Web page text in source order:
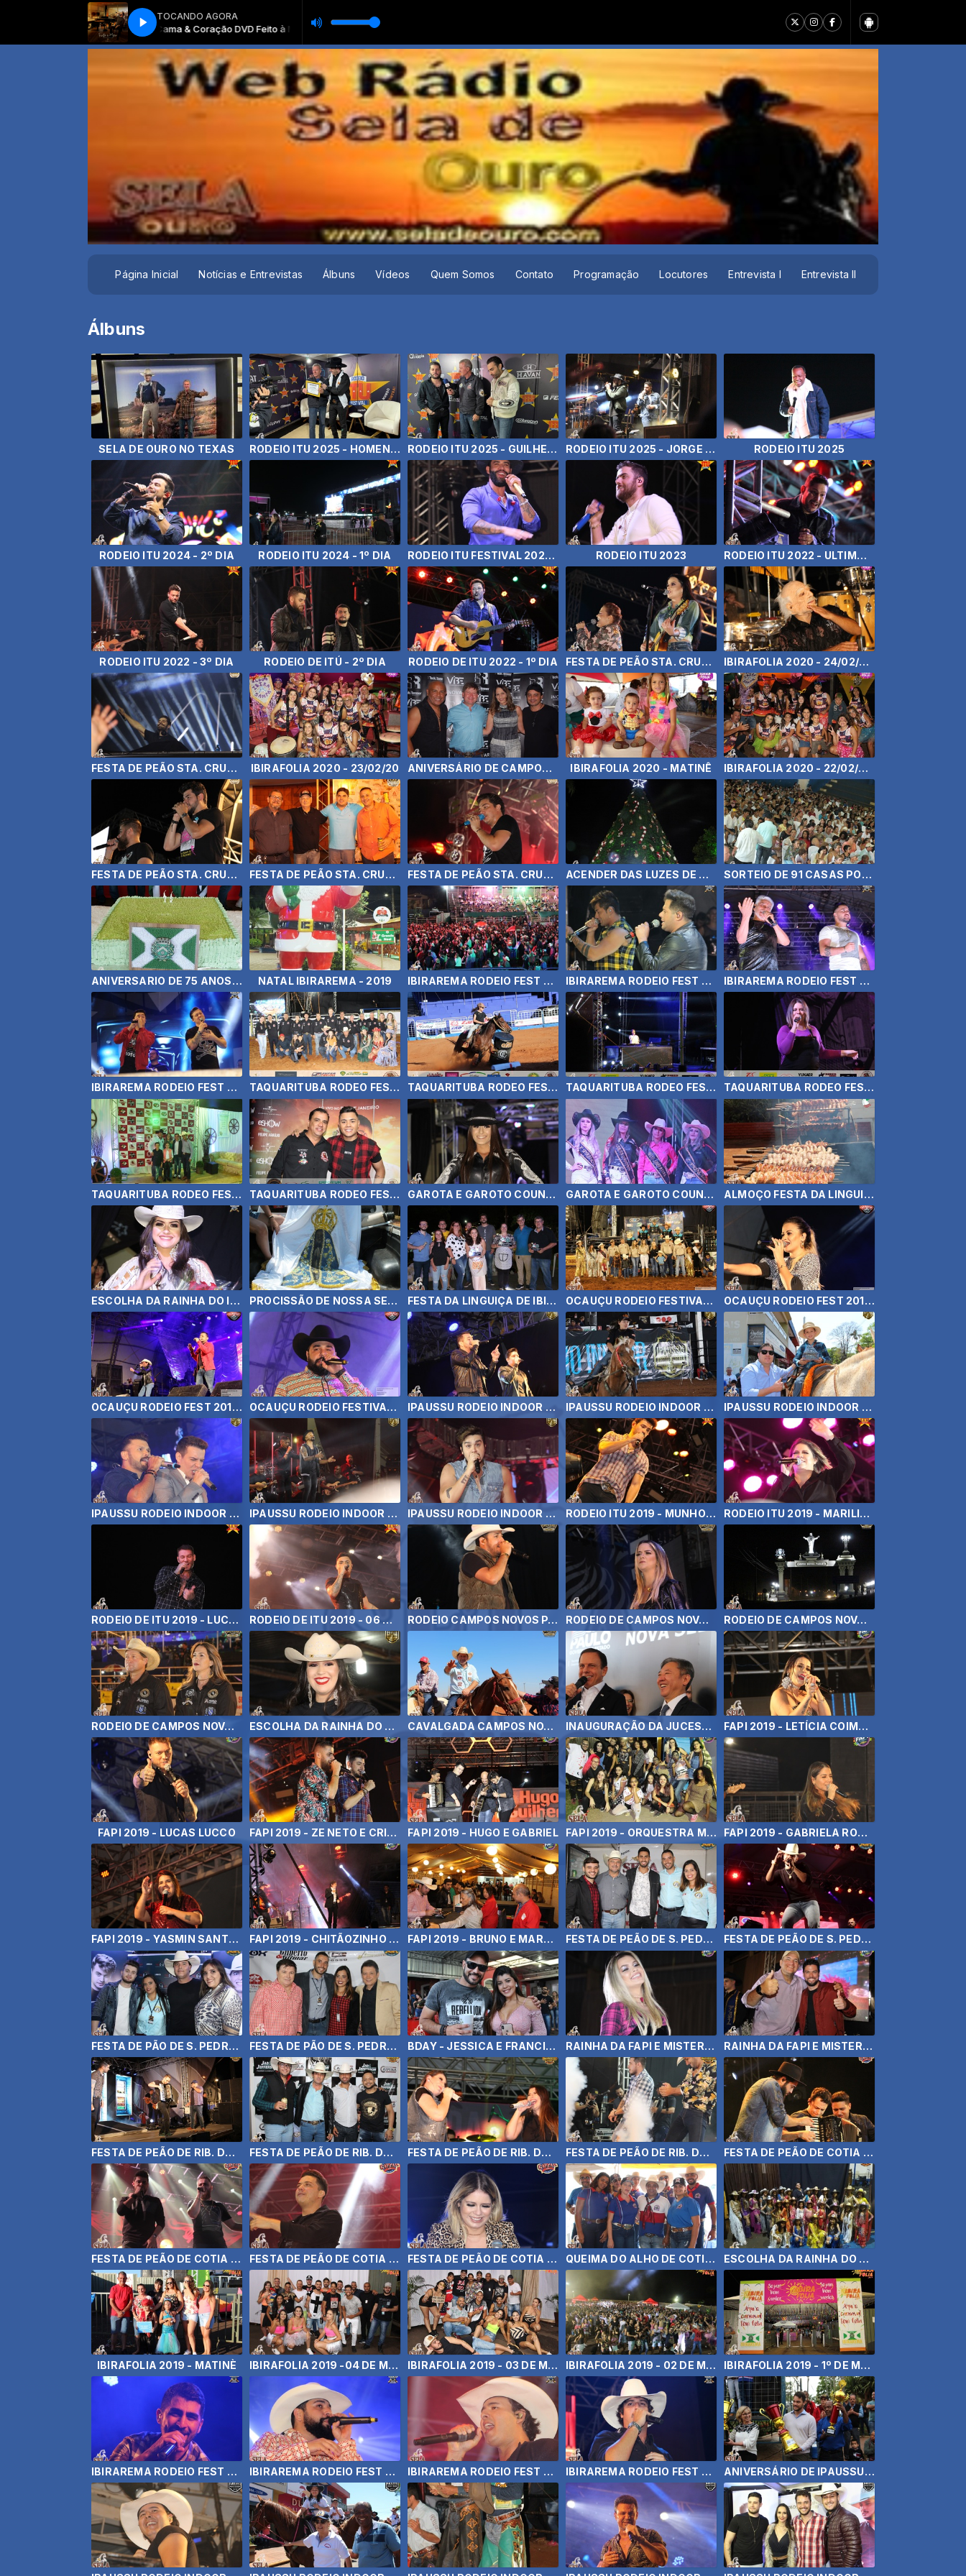
TOCANDO AGORA
Lima - Cama & Coração DVD Feito à MãoGusttavo Lima - Cama & Coração DVD Feito à Mão
Página Inicial Notícias e Entrevistas Álbuns Vídeos Quem Somos Contato Programação Locutores Entrevista I Entrevista II
Álbuns
SELA DE OURO NO TEXAS RODEIO ITU 2025 - HOMENAGEM À SELA DE OURO RODEIO ITU 2025 - GUILHERME E BENUTO RODEIO ITU 2025 - JORGE E MATEUS RODEIO ITU 2025
RODEIO ITU 2024 - 2º DIA RODEIO ITU 2024 - 1º DIA RODEIO ITU FESTIVAL 2023 - GUSTTAVO LIMA E GUILHERME E BELUTO RODEIO ITU 2023 RODEIO ITU 2022 - ULTIMO DIA
RODEIO ITU 2022 - 3º DIA RODEIO DE ITÚ - 2º DIA RODEIO DE ITU 2022 - 1º DIA FESTA DE PEÃO STA. CRUZ DO RIO PARDO 2020 - MAIARA E MARAISA IBIRAFOLIA 2020 - 24/02/2020
FESTA DE PEÃO STA. CRUZ RIO PARDO - ALOK IBIRAFOLIA 2020 - 23/02/20 ANIVERSÁRIO DE CAMPOS NOVOS PAULISTA 2020 IBIRAFOLIA 2020 - MATINÊ IBIRAFOLIA 2020 - 22/02/2020
FESTA DE PEÃO STA. CRUZ RIO PARDO - ZÉ NETO E CRISTIANO FESTA DE PEÃO STA. CRUZ RIO PARDO - EDUARDO COSTA FESTA DE PEÃO STA. CRUZ DO RIO PARDO - WESLEY SAFADÃO ACENDER DAS LUZES DE NATAL IBIRAREMA 2019 SORTEIO DE 91 CASAS POPULARES EM IBIRAREMA
ANIVERSARIO DE 75 ANOS DA CIDADE DE IBIIRAREMA NATAL IBIRAREMA - 2019 IBIRAREMA RODEIO FEST 2019 - BRUNO E MARRONE IBIRAREMA RODEIO FEST 2019 - HUGO & TIAGO IBIRAREMA RODEIO FEST 2019 - MATOGROSSO E MATHIAS
IBIRAREMA RODEIO FEST 2019 - GEORGE HENRIQUE & RODRIGO TAQUARITUBA RODEO FEST 2019 - ENCERRAMENTO E BRUNO E BARRETO TAQUARITUBA RODEO FEST 2019 - TRÊS TAMBORES TAQUARITUBA RODEO FEST 2019 - ALOK TAQUARITUBA RODEO FEST 2019 - MARÍLIA MENDONÇA
TAQUARITUBA RODEO FEST 2019 - ZE NETO E CRISTIANO TAQUARITUBA RODEO FEST 2019 - FELIPE ARAUJO GAROTA E GAROTO COUNTRY DE SALTO GRANDE 2019 - PARTE 1 GAROTA E GAROTO COUNTRY DE SALTO GRANDE 2019 - PARTE 2 ALMOÇO FESTA DA LINGUIÇA IBIRAREMA 2019
ESCOLHA DA RAINHA DO IBIRAREMA RODEIO FEST 2019 PROCISSÃO DE NOSSA SENHORA APARECIDA EM IBIRAREMA FESTA DA LINGUIÇA DE IBIRAREMA 2019 OCAUÇU RODEIO FESTIVAL - FIDUMA E JECA - ENCERRAMENTO OCAUÇU RODEIO FEST 2019 - BRUNA GONÇALVES
OCAUÇU RODEIO FEST 2019 - JAD E JEFFERSON OCAUÇU RODEIO FESTIVAL - LÉO E RAPHAEL IPAUSSU RODEIO INDOOR 2019 - HENRIQUE E DIEGO E ENCERRAMENTO IPAUSSU RODEIO INDOOR 2019 - TRÊS TAMBORES CLASSIFICAÇÃO IPAUSSU RODEIO INDOOR 2019 - CAVALGADA
IPAUSSU RODEIO INDOOR 2019 - MARCOS E BELUTI IPAUSSU RODEIO INDOOR 2019 - ALEXANDRE PIRES IPAUSSU RODEIO INDOOR 2019 - LUAN SANTANA RODEIO ITU 2019 - MUNHOZ E MARIANO, GUSTAVO MIOTO E ZE NETO E CRSITIANO RODEIO ITU 2019 - MARILIA MENDONÇA - FERRUGEM E FERNANDO E SOROCABA
RODEIO DE ITU 2019 - LUCAS LUCCO E WESLEY SAFADÃO RODEIO DE ITU 2019 - 06 DE SETEMBRO RODEIO CAMPOS NOVOS PAULISTA 2019 - BRUNO E BARRETO RODEIO DE CAMPOS NOVOS PAULISTA 2019 - MARIA CECILIA E RODOLFO RODEIO DE CAMPOS NOVOS PAULISTA 2019 - YASMIN SANTOS
RODEIO DE CAMPOS NOVOS PAULISTA 2019 ESCOLHA DA RAINHA DO RODEIO DE IPAUSSU 2019 CAVALGADA CAMPOS NOVOS PAULISTA 2019 INAUGURAÇÃO DA JUCESP ( SP ) 25/07/19 FAPI 2019 - LETÍCIA COIMBRA - PÉRICLES - PEDRO HENRIQUE E RAFAEL
FAPI 2019 - LUCAS LUCCO FAPI 2019 - ZE NETO E CRISTIANO - ABERTURA DO RODEIO FAPI 2019 - HUGO E GABRIEL FAPI 2019 - ORQUESTRA MUNICIPAL DE OURINHOS E QUEEN COVER FAPI 2019 - GABRIELA ROCHA
FAPI 2019 - YASMIN SANTOS FAPI 2019 - CHITÃOZINHO E XORORÓ FAPI 2019 - BRUNO E MARRONE FESTA DE PEÃO DE S. PEDRO DO TURVO 2019 - VINI E RAFAEL FESTA DE PEÃO DE S. PEDRO DO TURVO 2019 - BRENNO E MATHEUS
FESTA DE PÃO DE S. PEDRO DO TURVO 2019 - CONRADO E ALEKSANDRO FESTA DE PÃO DE S. PEDRO DO TURVO 2019 - GILBERTO E GILMAR BDAY - JESSICA E FRANCIS (19/05/19) RAINHA DA FAPI E MISTER 2019 - 2ª PARTE RAINHA DA FAPI E MISTER 2019 - PARTE 1
FESTA DE PEÃO DE RIB. DO SUL 2019 - HUMBERTO E RONALDO FESTA DE PEÃO DE RIB. DO SUL 2019 - JAD E JEFFERSON - MARCUS E DALTO FESTA DE PEÃO DE RIB. DO SUL 2019 - SANDRA E LEONARDA FESTA DE PEÃO DE RIB. DO SUL 2019 - BRUNO E BARRETO FESTA DE PEÃO DE COTIA 2019 - HENRIQUE E JULIANO ( 20/04/19)
FESTA DE PEÃO DE COTIA 2019 - ZE NETO E CRISTIANO(18/04/19) FESTA DE PEÃO DE COTIA 2019 - WESLEY SAFADÃO E SUELLEN SANTOS (13/04/19) FESTA DE PEÃO DE COTIA - GABRIEL DINIZ E MARILIA MENDONÇA (12/04/19) QUEIMA DO ALHO DE COTIA 2019 ESCOLHA DA RAINHA DO RODEIO DE RIB. DO SUL 2019
IBIRAFOLIA 2019 - MATINÈ IBIRAFOLIA 2019 -04 DE MARÇO IBIRAFOLIA 2019 - 03 DE MARÇO IBIRAFOLIA 2019 - 02 DE MARÇO IBIRAFOLIA 2019 - 1º DE MARÇO
IBIRAREMA RODEIO FEST 2018 - MARQUINHO GUERRA-ENCERRAMENTO IBIRAREMA RODEIO FEST 2018 - LEO E RAPHAEL IBIRAREMA RODEIO FEST 2018 - CONRADO E ALEKSANDRO IBIRAREMA RODEIO FEST 2018 - FIDUMA E JECA ANIVERSÁRIO DE IPAUSSU - 2018